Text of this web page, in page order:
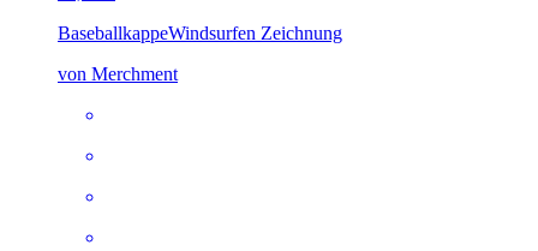
BaseballkappeWindsurfen Zeichnung
von Merchment